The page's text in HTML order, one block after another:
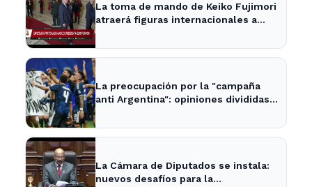
La toma de mando de Keiko Fujimori
atraerá figuras internacionales a
La preocupación por la "campaña
anti Argentina": opiniones divididas
La Cámara de Diputados se instala:
nuevos desafíos para la